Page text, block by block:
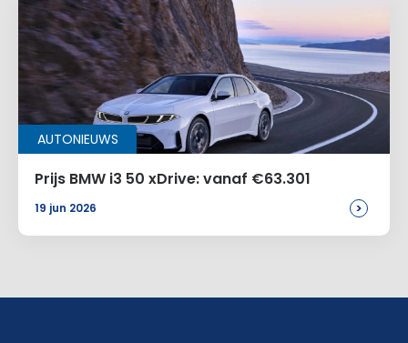
AUTONIEUWS
Prijs BMW i3 50 xDrive: vanaf €63.301
19 jun 2026 >